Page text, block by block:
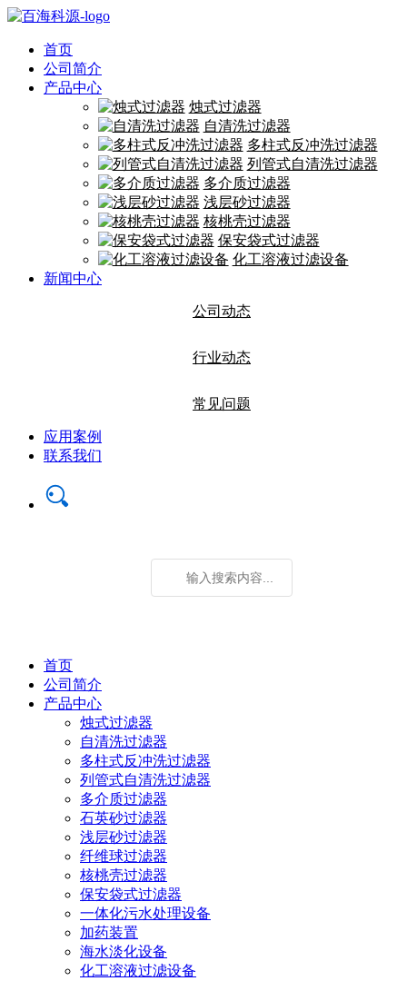
首页
公司简介
产品中心
烛式过滤器
自清洗过滤器
多柱式反冲洗过滤器
列管式自清洗过滤器
多介质过滤器
浅层砂过滤器
核桃壳过滤器
保安袋式过滤器
化工溶液过滤设备
新闻中心
公司动态
行业动态
常见问题
应用案例
联系我们
首页
公司简介
产品中心
烛式过滤器
自清洗过滤器
多柱式反冲洗过滤器
列管式自清洗过滤器
多介质过滤器
石英砂过滤器
浅层砂过滤器
纤维球过滤器
核桃壳过滤器
保安袋式过滤器
一体化污水处理设备
加药装置
海水淡化设备
化工溶液过滤设备